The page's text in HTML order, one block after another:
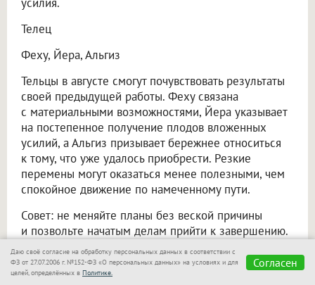
Телец
Феху, Йера, Альгиз
Тельцы в августе смогут почувствовать результаты
своей предыдущей работы. Феху связана
с материальными возможностями, Йера указывает
на постепенное получение плодов вложенных
усилий, а Альгиз призывает бережнее относиться
к тому, что уже удалось приобрести. Резкие
перемены могут оказаться менее полезными, чем
спокойное движение по намеченному пути.
Совет: не меняйте планы без веской причины
и позвольте начатым делам прийти к завершению.
Близнецы
Даю своё согласие на обработку персональных данных в соответствии с
ФЗ от 27.07.2006 г. №152-ФЗ «О персональных данных» на условиях и для
целей, определённых в Политике.
Согласен